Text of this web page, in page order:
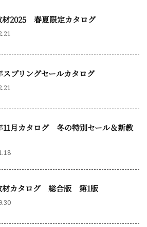
材2025 春夏限定カタログ
スプリングセールカタログ
11月カタログ 冬の特別セール＆新教
材カタログ 総合版 第1版